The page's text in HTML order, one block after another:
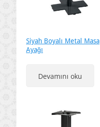
Siyah Boyalı Metal Masa
Ayağı
Devamını oku